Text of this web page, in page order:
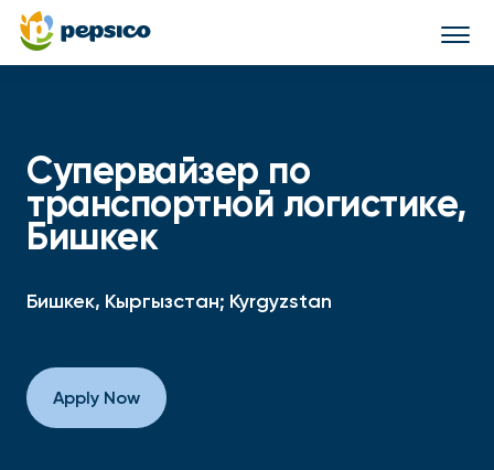
Супервайзер по
транспортной логистике,
Бишкек
Бишкек, Кыргызстан; Kyrgyzstan
Apply Now